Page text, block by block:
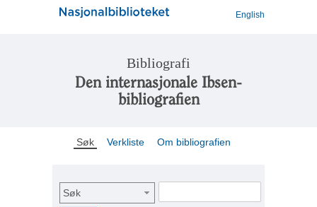
English
Bibliografi
Den internasjonale Ibsen-
bibliografien
Søk Verkliste Om bibliografien
Søk